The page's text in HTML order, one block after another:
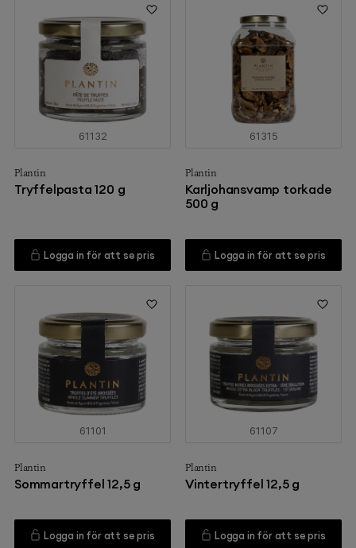
61132
Plantin
Tryffelpasta 120 g
Logga in för att se pris
61315
Plantin
Karljohansvamp torkade
500 g
Logga in för att se pris
61101
Plantin
Sommartryffel 12,5 g
Logga in för att se pris
61107
Plantin
Vintertryffel 12,5 g
Logga in för att se pris